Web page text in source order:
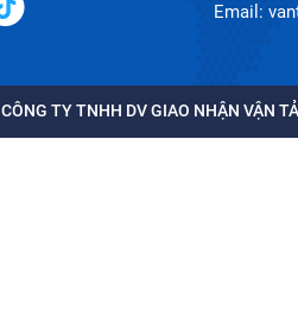
Email:
CÔNG TY TNHH DV GIAO NHẬN VẬN